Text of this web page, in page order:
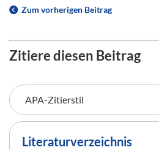
Zum vorherigen Beitrag
Zitiere diesen Beitrag
Literaturverzeichnis